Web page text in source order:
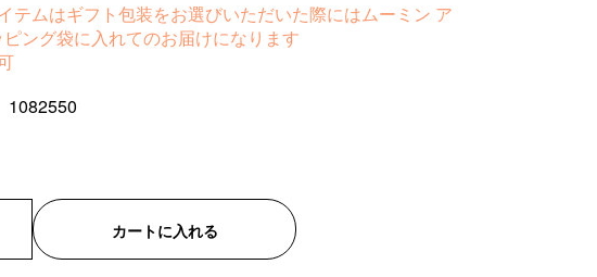
テムはギフト包装をお選びいただいた際にはムーミン ア
ング袋に入れてのお届けになります
1082550
カートに入れる